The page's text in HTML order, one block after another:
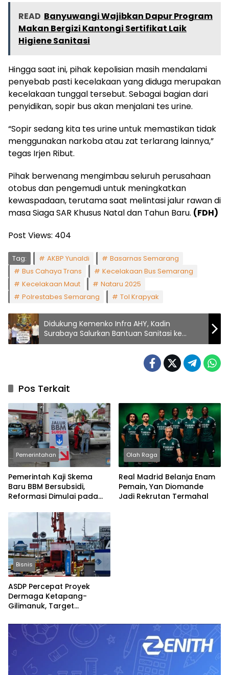
READ Banyuwangi Wajibkan Dapur Program
Makan Bergizi Kantongi Sertifikat Laik
Higiene Sanitasi
Hingga saat ini, pihak kepolisian masih mendalami
penyebab pasti kecelakaan yang diduga merupakan
kecelakaan tunggal tersebut. Sebagai bagian dari
penyidikan, sopir bus akan menjalani tes urine.
“Sopir sedang kita tes urine untuk memastikan tidak
menggunakan narkoba atau zat terlarang lainnya,”
tegas Irjen Ribut.
Pihak berwenang mengimbau seluruh perusahaan
otobus dan pengemudi untuk meningkatkan
kewaspadaan, terutama saat melintasi jalur rawan di
masa Siaga SAR Khusus Natal dan Tahun Baru. (FDH)
Post Views: 404
Tag: AKBP Yunaldi
Basarnas Semarang
Bus Cahaya Trans
Kecelakaan Bus Semarang
Kecelakaan Maut
Nataru 2025
Polrestabes Semarang
Tol Krapyak
Didukung Kemenko Infra AHY, Kadin
Surabaya Salurkan Bantuan Sanitasi ke
Daerah Bencana
Pos Terkait
Pemerintahan
Pemerintah Kaji Skema
Baru BBM Bersubsidi,
Reformasi Dimulai pada
Olah Raga
Real Madrid Belanja Enam
Pemain, Yan Diomande
Jadi Rekrutan Termahal
Bisnis
ASDP Percepat Proyek
Dermaga Ketapang-
Gilimanuk, Target
dan Lebaran